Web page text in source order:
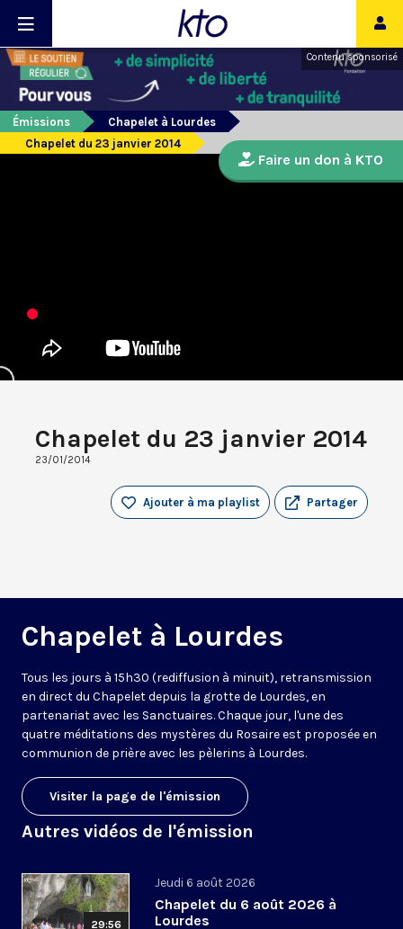
Contenu sponsorisé
Émissions
Chapelet à Lourdes
Chapelet du 23 janvier 2014
Chapelet du 23 janvier 2014
23/01/2014
Partager
Ajouter à ma playlist
Chapelet à Lourdes
Tous les jours à 15h30 (rediffusion à minuit), retransmission
en direct du Chapelet depuis la grotte de Lourdes, en
partenariat avec les Sanctuaires. Chaque jour, l'une des
quatre méditations des mystères du Rosaire est proposée en
communion de prière avec les pèlerins à Lourdes.
Visiter la page de l'émission
Autres vidéos de l'émission
29:56
Jeudi 6 août 2026
Chapelet du 6 août 2026 à
Lourdes
Faire un don à KTO